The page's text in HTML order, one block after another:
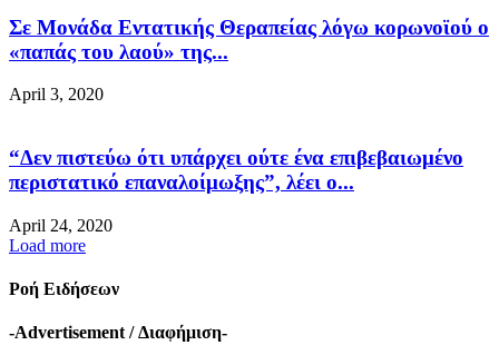
Σε Μονάδα Εντατικής Θεραπείας λόγω κορωνοϊού ο
«παπάς του λαού» της...
April 3, 2020
“Δεν πιστεύω ότι υπάρχει ούτε ένα επιβεβαιωμένο
περιστατικό επαναλοίμωξης”, λέει ο...
April 24, 2020
Load more
Ροή Ειδήσεων
-Advertisement / Διαφήμιση-